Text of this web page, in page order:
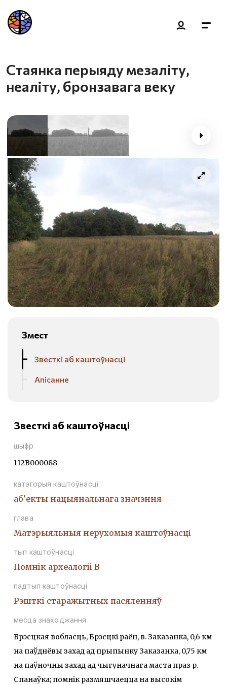
Стаянка перыяду мезаліту,
неаліту, бронзавага веку
Змест
Звесткі аб каштоўнасці
Апісанне
Звесткі аб каштоўнасці
шыфр
112В000088
катэгорыя каштоўнасці
аб'екты нацыянальнага значэння
глава
Матэрыяльныя нерухомыя каштоўнасці
тып каштоўнасці
Помнiк археалогii В
падтып каштоўнасці
Рэшткi старажытных пасяленняў
месца знаходжання
Брэсцкая вобласць, Брэсцкі раён, в. Заказанка, 0,6 км
на паўднёвы захад ад прыпынку Заказанка, 0,75 км
на паўночны захад ад чыгуначнага маста праз р.
Спанаўка; помнік размяшчаецца на высокім